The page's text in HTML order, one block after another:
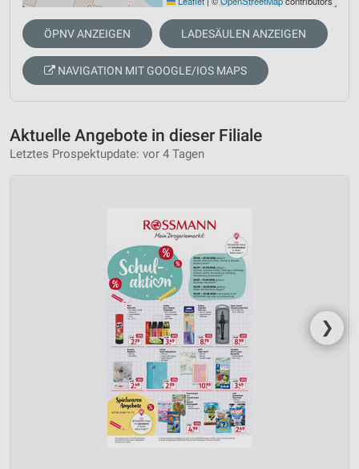
ÖPNV ANZEIGEN LADESÄULEN ANZEIGEN
NAVIGATION MIT GOOGLE/IOS MAPS
Aktuelle Angebote in dieser Filiale
Letztes Prospektupdate: vor 4 Tagen
❯